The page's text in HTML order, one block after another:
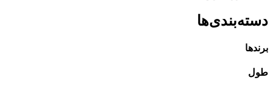
دسته‌بندی‌ها
برندها
طول